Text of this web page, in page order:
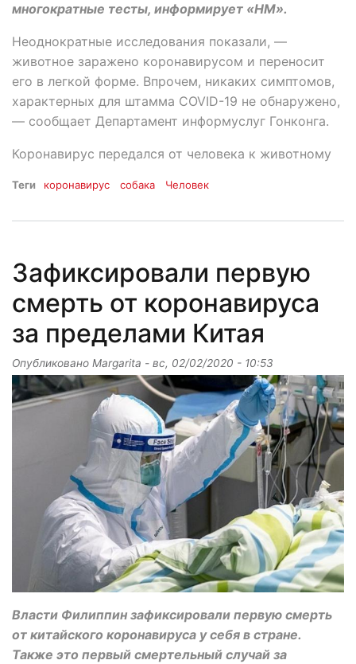
многократные тесты, информирует «НМ».
Неоднократные исследования показали, —
животное заражено коронавирусом и переносит
его в легкой форме. Впрочем, никаких симптомов,
характерных для штамма COVID-19 не обнаружено,
— сообщает Департамент информуслуг Гонконга.
Коронавирус передался от человека к животному
Теги коронавирус собака Человек
Зафиксировали первую
смерть от коронавируса
за пределами Китая
Опубликовано Margarita - вс, 02/02/2020 - 10:53
Власти Филиппин зафиксировали первую смерть
от китайского коронавируса у себя в стране.
Также это первый смертельный случай за